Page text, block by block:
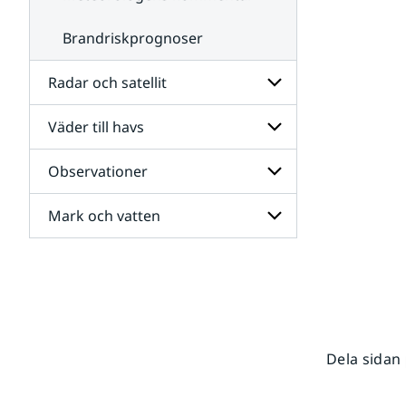
Brandriskprognoser
Radar och satellit
Undersidor
för
Radar
och
satellit
Väder till havs
Undersidor
för
Väder
till
havs
Observationer
Undersidor
för
Mark och vatten
Dela sidan